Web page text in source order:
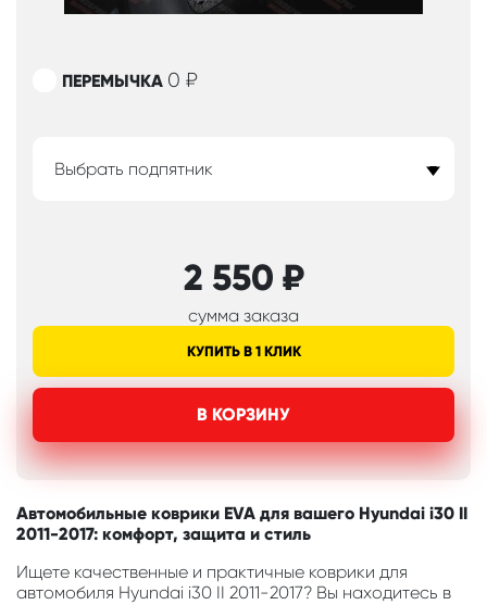
ПЕРЕМЫЧКА 0 ₽
Выбрать подпятник
2 550 ₽
сумма заказа
КУПИТЬ В 1 КЛИК
В КОРЗИНУ
Автомобильные коврики EVA для вашего Hyundai i30 II
2011-2017: комфорт, защита и стиль
Ищете качественные и практичные коврики для
автомобиля Hyundai i30 II 2011-2017? Вы находитесь в